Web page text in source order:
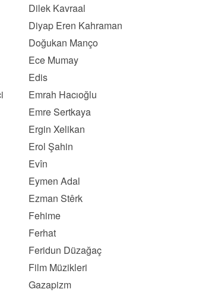
Dilek Kavraal
Diyap Eren Kahraman
Doğukan Manço
Ece Mumay
Edis
Emrah Hacıoğlu
Emre Sertkaya
Ergin Xelikan
Erol Şahin
Evîn
Eymen Adal
Ezman Stêrk
Fehime
Ferhat
Feridun Düzağaç
Film Müzikleri
Gazapizm